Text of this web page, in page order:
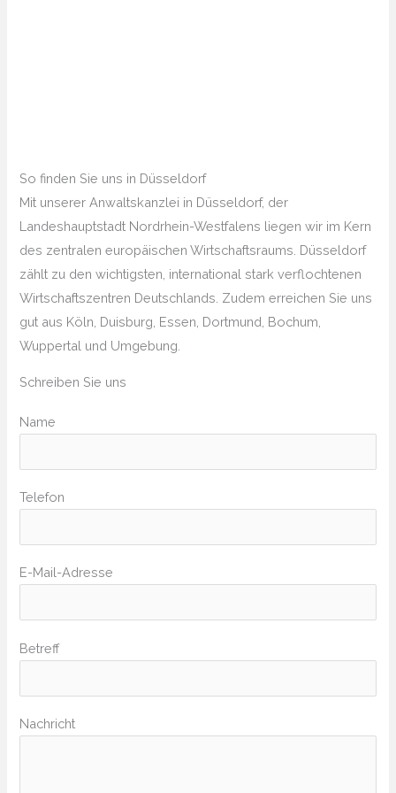
So finden Sie uns in Düsseldorf
Mit unserer Anwaltskanzlei in Düsseldorf, der
Landeshauptstadt Nordrhein-Westfalens liegen wir im Kern
des zentralen europäischen Wirtschaftsraums. Düsseldorf
zählt zu den wichtigsten, international stark verflochtenen
Wirtschaftszentren Deutschlands. Zudem erreichen Sie uns
gut aus Köln, Duisburg, Essen, Dortmund, Bochum,
Wuppertal und Umgebung.
Schreiben Sie uns
Bitte lasse dieses Feld leer.
Name
Telefon
Bitte lasse dieses Feld leer.
E-Mail-Adresse
Betreff
Nachricht